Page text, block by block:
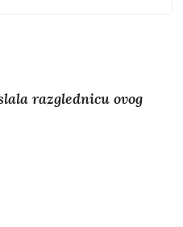
razglednicu ovog